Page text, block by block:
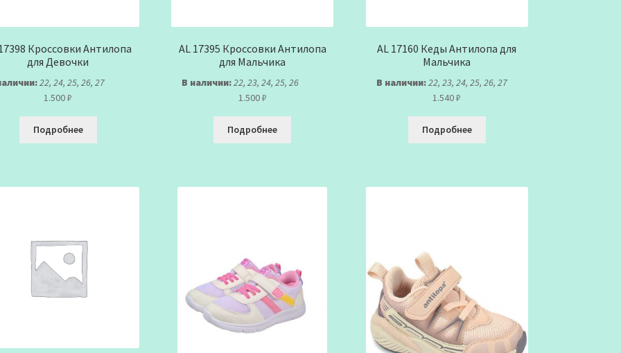
Кроссовки Антилопа
для Девочки
22, 24, 25, 26, 27
1.500₽
Подробнее
AL 17395 Кроссовки Антилопа
для Мальчика
В наличии:22, 23, 24, 25, 26
1.500₽
Подробнее
AL 17160 Кеды Антилопа для
Мальчика
В наличии:22, 23, 24, 25, 26, 27
1.540₽
Подробнее